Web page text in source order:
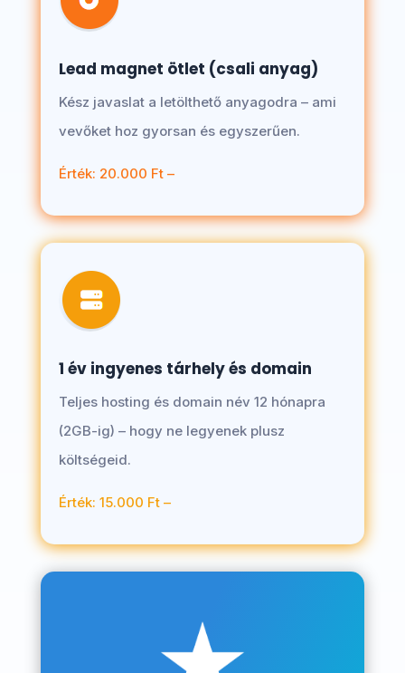
Lead magnet ötlet (csali anyag)
Kész javaslat a letölthető anyagodra – ami
vevőket hoz gyorsan és egyszerűen.
Érték: 20.000 Ft –
1 év ingyenes tárhely és domain
Teljes hosting és domain név 12 hónapra
(2GB-ig) – hogy ne legyenek plusz
költségeid.
Érték: 15.000 Ft –